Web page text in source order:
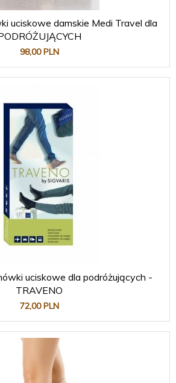
uciskowe damskie Medi Travel dla
98,00 PLN
uciskowe dla podróżujących -
TRAVENO
72,00 PLN